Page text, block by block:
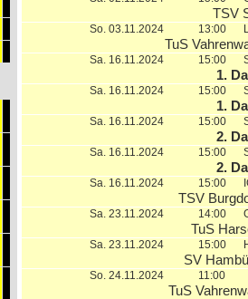
TSV
So. 03.11.2024 13:00
TuS
Sa. 16.11.2024 15:00
1.
Sa. 16.11.2024 15:00
1.
Sa. 16.11.2024 15:00
2.
Sa. 16.11.2024 15:00
2.
Sa. 16.11.2024 15:00
TSV
Sa. 23.11.2024 14:00
TuS
Sa. 23.11.2024 15:00
SV
So. 24.11.2024 11:00
TuS